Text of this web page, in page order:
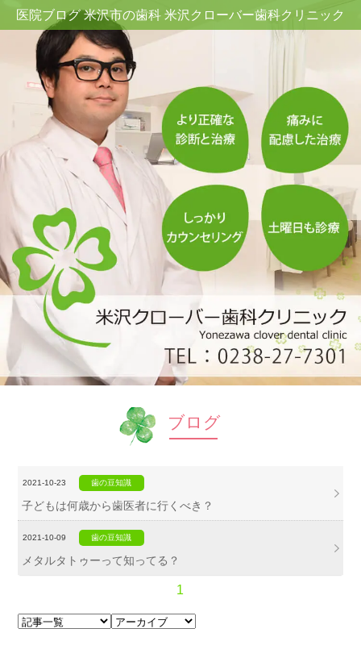
医院ブログ 米沢市の歯科 米沢クローバー歯科クリニック
ブログ
2021-10-23 歯の豆知識
子どもは何歳から歯医者に行くべき？
2021-10-09 歯の豆知識
メタルタトゥーって知ってる？
1